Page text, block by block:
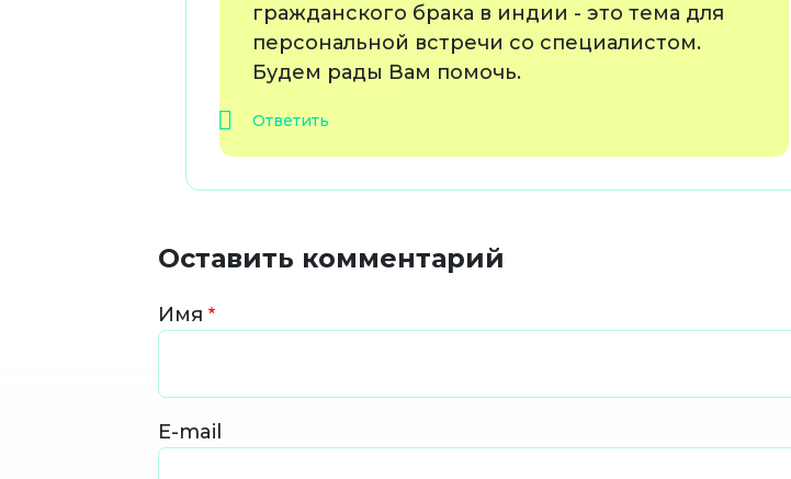
гражданского брака в индии - это тема для
персональной встречи со специалистом.
Будем рады Вам помочь.
Ответить
Оставить комментарий
Имя
E-mail